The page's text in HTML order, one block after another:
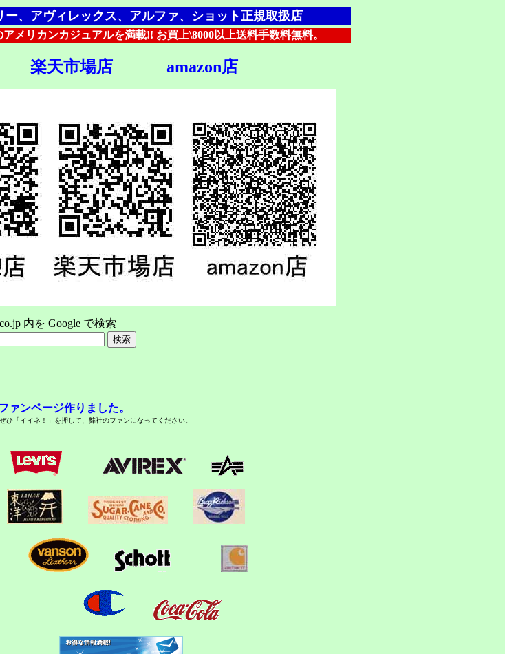
、アヴィレックス、アルファ、ショット正規取扱店
メリカンカジュアルを満載!! お買上\8000以上送料手数料無料。
楽天市場店 amazon店
内を Google で検索
ァンページ作りました。
ひ「イイネ！」を押して、弊社のファンになってください。